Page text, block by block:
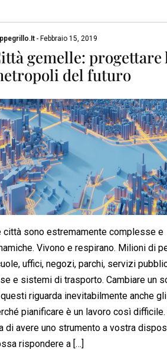
-Febbraio 15, 2019
gemelle: progettare
del futuro
città sono estremamente complesse e
Vivono e respirano. Milioni di
uffici, negozi, parchi, servizi
e sistemi di trasporto. Cambiare un
riguarda inevitabilmente anche
pianificare è un lavoro così
di avere uno strumento a vostra
rispondere a […]